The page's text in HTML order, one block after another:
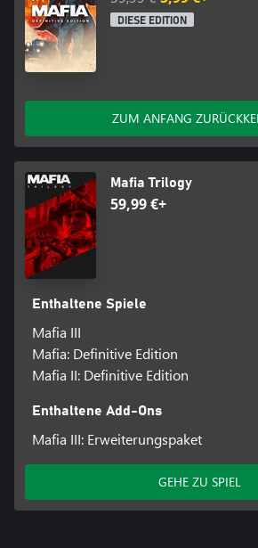
gespielt wird, sind erforderlich. 2K-Konten
pro Konto. Ungültig, wenn gesetzlich
AGB.
2K Games. Entwickelt von Hangar 13.
Interactive Software, 2K, Hangar 13 und ihre
sind Marken von Take-Two Interactive
Besitzer. Alle Rechte vorbehalten.
DIESE EDITION
ZUM ANFANG
Mafia Trilogy
59,99 €+
Enthaltene Spiele
Mafia III
Mafia: Definitive Edition
Mafia II: Definitive Edition
Enthaltene Add-Ons
Mafia III: Erweiterungspaket
GEHE ZU SPIEL